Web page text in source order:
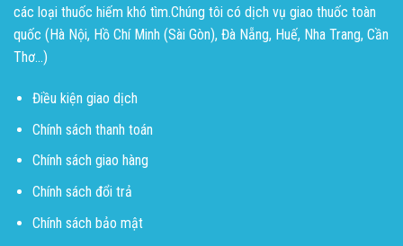
các loại thuốc hiếm khó tìm.Chúng tôi có dịch vụ giao thuốc toàn
quốc (Hà Nội, Hồ Chí Minh (Sài Gòn), Đà Nẵng, Huế, Nha Trang, Cần
Thơ...)
Điều kiện giao dịch
Chính sách thanh toán
Chính sách giao hàng
Chính sách đổi trả
Chính sách bảo mật